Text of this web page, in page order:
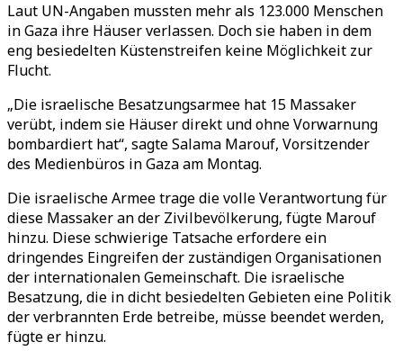
Laut UN-Angaben mussten mehr als 123.000 Menschen
in Gaza ihre Häuser verlassen. Doch sie haben in dem
eng besiedelten Küstenstreifen keine Möglichkeit zur
Flucht.
„Die israelische Besatzungsarmee hat 15 Massaker
verübt, indem sie Häuser direkt und ohne Vorwarnung
bombardiert hat“, sagte Salama Marouf, Vorsitzender
des Medienbüros in Gaza am Montag.
Die israelische Armee trage die volle Verantwortung für
diese Massaker an der Zivilbevölkerung, fügte Marouf
hinzu. Diese schwierige Tatsache erfordere ein
dringendes Eingreifen der zuständigen Organisationen
der internationalen Gemeinschaft. Die israelische
Besatzung, die in dicht besiedelten Gebieten eine Politik
der verbrannten Erde betreibe, müsse beendet werden,
fügte er hinzu.